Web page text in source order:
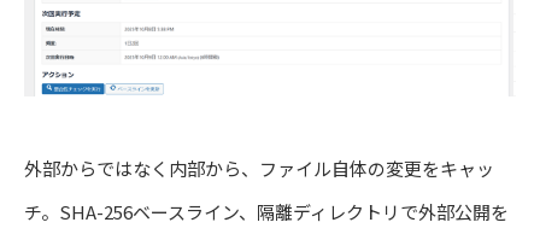
外部からではなく内部から、ファイル自体の変更をキャッ
チ。SHA-256ベースライン、隔離ディレクトリで外部公開を